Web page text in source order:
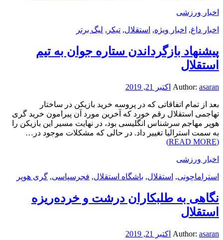
اخبار ورزشی
اخبار داغ, اخبار ویژه, استقلال, تیکر , لیگ برتر
پیشنهاد بازگرداندن ستاره جوان به تیم
استقلال
Author: asaran اکتبر 21, 2019
بعد از تمام اتفاقاتی که در پروسه خرید بازیکن در ساختار
تهاجمی استقلال رقم خورد که آخرین مورد آن پیرامون خرید گری
هوپر مهاجم سرشناس انگلیسی بود، در نهایت مسیر این بازیکن را
به سمت استرالیا تغییر داد. در حالی که مشکلات موجود در…
(READ MORE)
اخبار ورزشی
استراماچونی, استقلال, باشگاه استقلال, فجرسپاسی, گری هوپر
نگاهی به طلبکاران درشت و خرده‌ریزه
استقلال
Author: asaran اکتبر 21, 2019